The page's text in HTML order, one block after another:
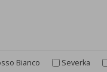
Bianco Severka